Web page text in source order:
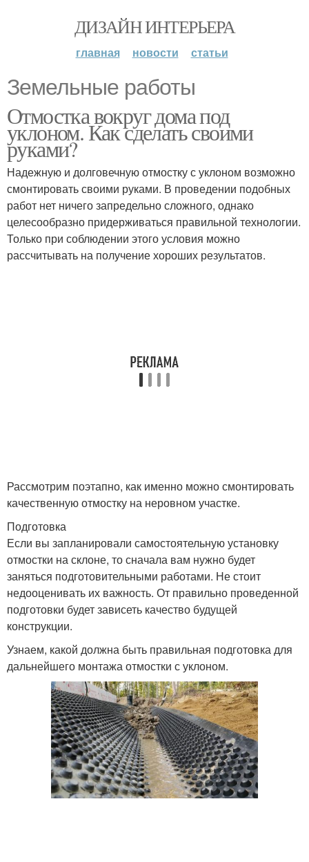
ДИЗАЙН ИНТЕРЬЕРА
главная новости статьи
Земельные работы
Отмостка вокруг дома под
уклоном. Как сделать своими
руками?
Надежную и долговечную отмостку с уклоном возможно
смонтировать своими руками. В проведении подобных
работ нет ничего запредельно сложного, однако
целесообразно придерживаться правильной технологии.
Только при соблюдении этого условия можно
рассчитывать на получение хороших результатов.
Рассмотрим поэтапно, как именно можно смонтировать
качественную отмостку на неровном участке.
Подготовка
Если вы запланировали самостоятельную установку
отмостки на склоне, то сначала вам нужно будет
заняться подготовительными работами. Не стоит
недооценивать их важность. От правильно проведенной
подготовки будет зависеть качество будущей
конструкции.
Узнаем, какой должна быть правильная подготовка для
дальнейшего монтажа отмостки с уклоном.